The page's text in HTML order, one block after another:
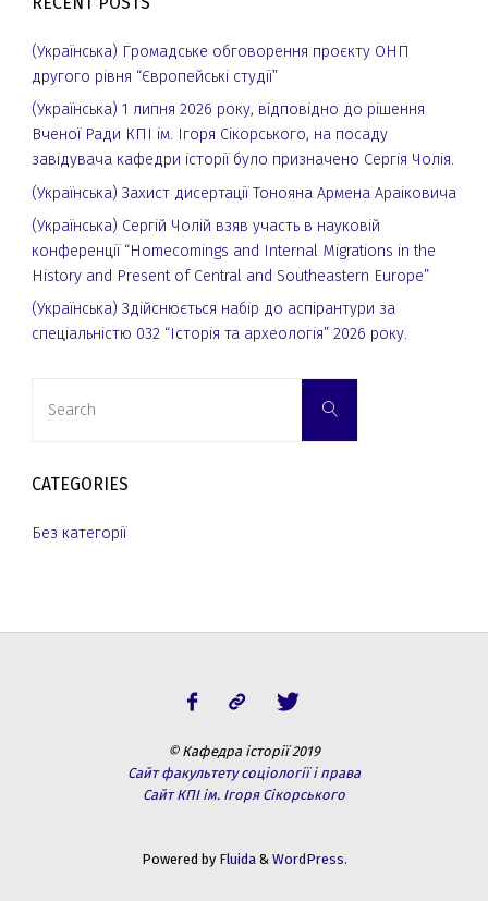
(Українська) Громадське обговорення проєкту ОНП
другого рівня “Європейські студії”
(Українська) 1 липня 2026 року, відповідно до рішення
Вченої Ради КПІ ім. Ігоря Сікорського, на посаду
завідувача кафедри історії було призначено Сергія Чолія.
(Українська) Захист дисертації Тонояна Армена Араіковича
(Українська) Сергій Чолій взяв участь в науковій
конференції “Homecomings and Internal Migrations in the
History and Present of Central and Southeastern Europe”
(Українська) Здійснюється набір до аспірантури за
спеціальністю 032 “Історія та археологія” 2026 року.
Search
CATEGORIES
Без категорії
© Кафедра історії 2019
Сайт факультету соціології і права
Сайт КПІ ім. Ігоря Сікорського
Powered byFluida& WordPress.